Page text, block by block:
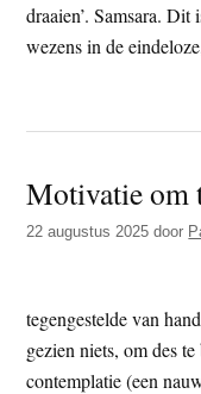
draaien’. Samsara.
wezens in de
Motivatie om
22 augustus 2025 door
tegengestelde van
gezien niets, om des
contemplatie (een